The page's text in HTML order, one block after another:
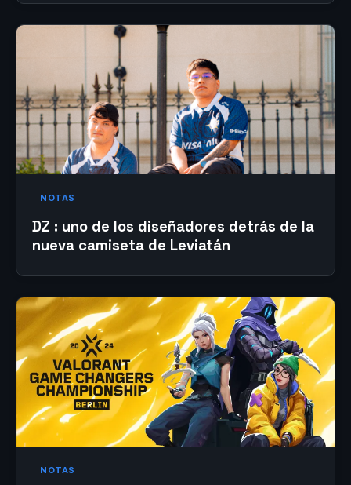
NOTAS
DZ : uno de los diseñadores detrás de la
nueva camiseta de Leviatán
NOTAS